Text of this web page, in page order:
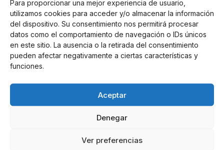
Para proporcionar una mejor experiencia de usuario,
utilizamos cookies para acceder y/o almacenar la información
del dispositivo. Su consentimiento nos permitirá procesar
datos como el comportamiento de navegación o IDs únicos
en este sitio. La ausencia o la retirada del consentimiento
pueden afectar negativamente a ciertas características y
funciones.
Aceptar
Denegar
Ver preferencias
El PP ganaría las elecciones en Andalucía
para gobernar con mayoría absoluta ante el desplome de